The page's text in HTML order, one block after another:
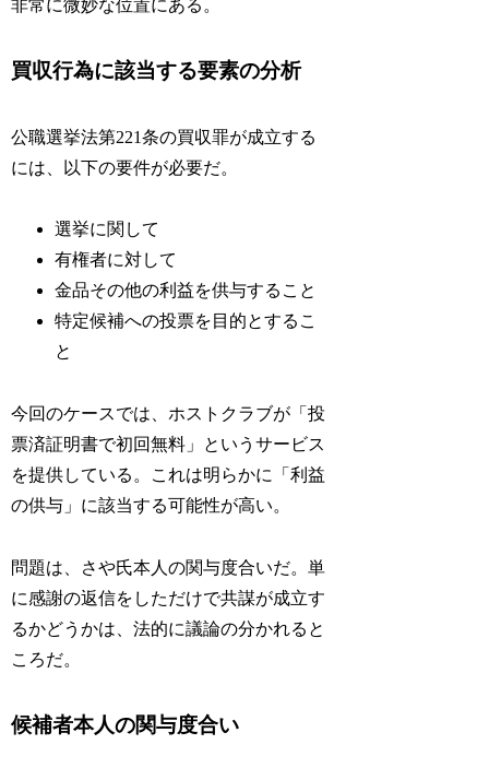
非常に微妙な位置にある。
買収行為に該当する要素の分析
公職選挙法第221条の買収罪が成立する
には、以下の要件が必要だ。
選挙に関して
有権者に対して
金品その他の利益を供与すること
特定候補への投票を目的とするこ
と
今回のケースでは、ホストクラブが「投
票済証明書で初回無料」というサービス
を提供している。これは明らかに「利益
の供与」に該当する可能性が高い。
問題は、さや氏本人の関与度合いだ。単
に感謝の返信をしただけで共謀が成立す
るかどうかは、法的に議論の分かれると
ころだ。
候補者本人の関与度合い